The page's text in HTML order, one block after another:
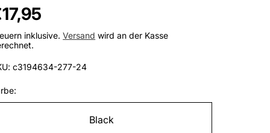
inklusive.Versand wird an der Kasse
c3194634-277-24
Black